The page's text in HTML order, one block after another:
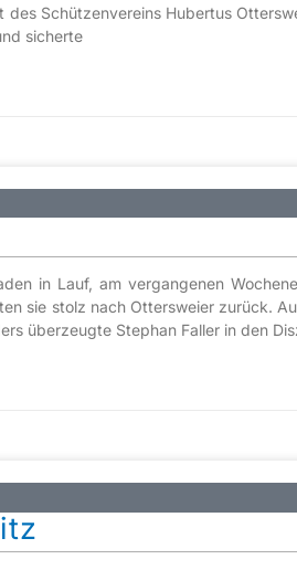
Schützenvereins Hubertus
sicherte
in Lauf, am vergangenen
sie stolz nach Ottersweier zurück.
überzeugte Stephan Faller in den